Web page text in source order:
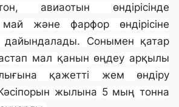
авиаотын өндірісінде
және фарфор өндірісіне
дайындалады. Сонымен қатар
мал қанын өңдеу арқылы
қажетті жем өндіру
жылына 5 мың тонна